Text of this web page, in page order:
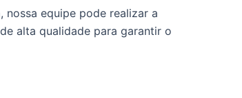
nossa equipe pode realizar a
alta qualidade para garantir o